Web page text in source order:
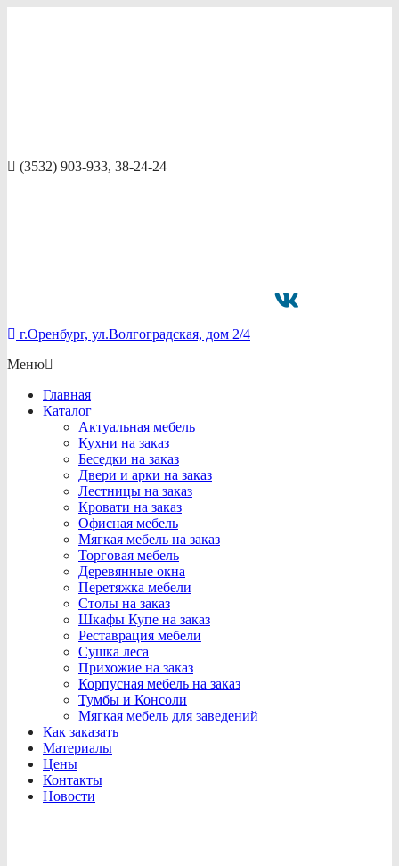
(3532) 903-933, 38-24-24 |
г.Оренбург, ул.Волгоградская, дом 2/4
Меню
Главная
Каталог
Актуальная мебель
Кухни на заказ
Беседки на заказ
Двери и арки на заказ
Лестницы на заказ
Кровати на заказ
Офисная мебель
Мягкая мебель на заказ
Торговая мебель
Деревянные окна
Перетяжка мебели
Столы на заказ
Шкафы Купе на заказ
Реставрация мебели
Сушка леса
Прихожие на заказ
Корпусная мебель на заказ
Тумбы и Консоли
Мягкая мебель для заведений
Как заказать
Материалы
Цены
Контакты
Новости